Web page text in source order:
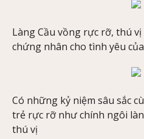
Làng Cầu vồng rực rỡ, thú
chứng nhân cho tình yêu
Có những kỷ niệm sâu sắc
trẻ rực rỡ như chính ngôi
thú vị